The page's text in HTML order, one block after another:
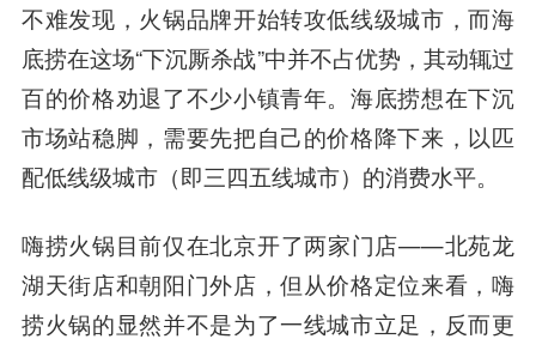
不难发现，火锅品牌开始转攻低线级城市，而海
底捞在这场“下沉厮杀战”中并不占优势，其动辄过
百的价格劝退了不少小镇青年。海底捞想在下沉
市场站稳脚，需要先把自己的价格降下来，以匹
配低线级城市（即三四五线城市）的消费水平。
嗨捞火锅目前仅在北京开了两家门店——北苑龙
湖天街店和朝阳门外店，但从价格定位来看，嗨
捞火锅的显然并不是为了一线城市立足，反而更